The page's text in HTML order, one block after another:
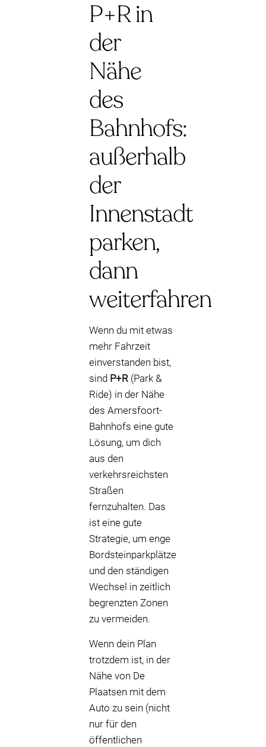
P+R in
der
Nähe
des
Bahnhofs:
außerhalb
der
Innenstadt
parken,
dann
weiterfahren
Wenn du mit etwas
mehr Fahrzeit
einverstanden bist,
sind P+R (Park &
Ride) in der Nähe
des Amersfoort-
Bahnhofs eine gute
Lösung, um dich
aus den
verkehrsreichsten
Straßen
fernzuhalten. Das
ist eine gute
Strategie, um enge
Bordsteinparkplätze
und den ständigen
Wechsel in zeitlich
begrenzten Zonen
zu vermeiden.
Wenn dein Plan
trotzdem ist, in der
Nähe von De
Plaatsen mit dem
Auto zu sein (nicht
nur für den
öffentlichen